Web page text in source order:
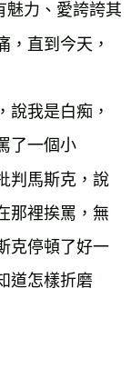
魅力、愛誇誇其
，直到今天，
說我是白痴，
了一個小
判馬斯克，說
那裡挨罵，無
克停頓了好一
道怎樣折磨